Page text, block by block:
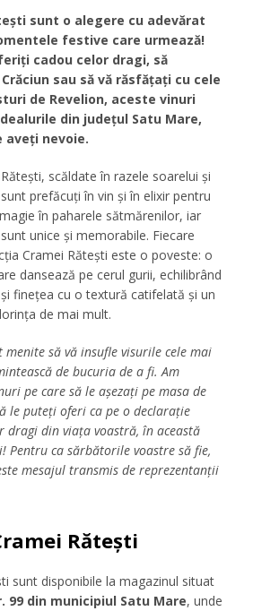
sunt o alegere cu adevărat
festive care urmează!
cadou celor dragi, să
sau să vă răsfățați cu cele
de Revelion, aceste vinuri
din județul Satu Mare,
aveți nevoie.
scăldate în razele soarelui și
prefăcuți în vin și în elixir pentru
în paharele sătmărenilor, iar
unice și memorabile. Fiecare
Cramei Rătești este o poveste: o
dansează pe cerul gurii, echilibrând
finețea cu o textură catifelată și un
de mai mult.
să vă insufle visurile cele mai
de bucuria de a fi. Am
pe care să le așezați pe masa de
le puteți oferi ca pe o declarație
dragi din viața voastră, în această
Pentru ca sărbătorile voastre să fie,
mesajul transmis de reprezentanții
Rătești
sunt disponibile la magazinul situat
99 din municipiul Satu Mare, unde